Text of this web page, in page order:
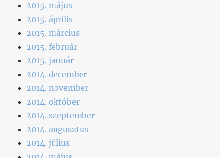
2015. május
2015. április
2015. március
2015. február
2015. január
2014. december
2014. november
2014. október
2014. szeptember
2014. augusztus
2014. július